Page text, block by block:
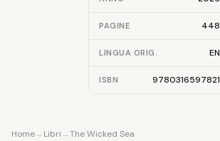
PAGINE 448
LINGUA ORIG. EN
ISBN 9780316597821
Home→ Libri→The Wicked Sea